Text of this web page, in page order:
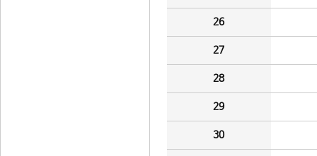
26
27
28
29
30